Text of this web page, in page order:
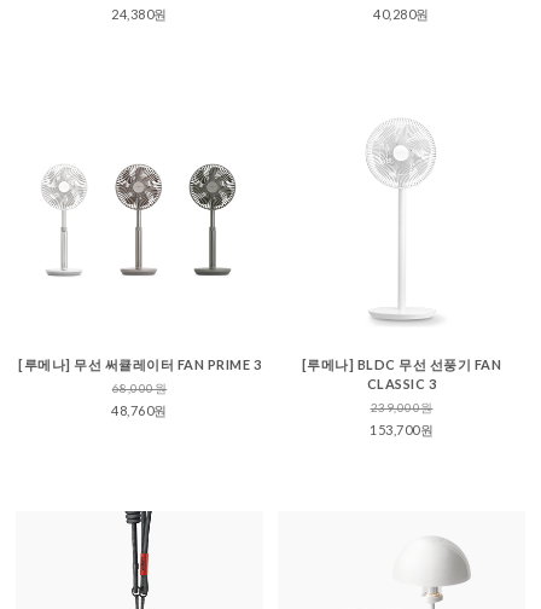
24,380원 40,280원
[루메나] 무선 써큘레이터 FAN PRIME 3
68,000원
48,760원
[루메나] BLDC 무선 선풍기 FAN
CLASSIC 3
239,000원
153,700원